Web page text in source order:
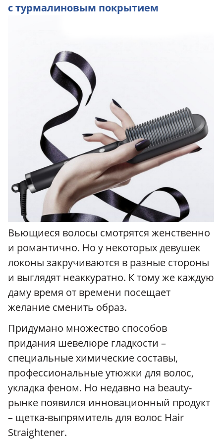
с турмалиновым покрытием
Вьющиеся волосы смотрятся женственно
и романтично. Но у некоторых девушек
локоны закручиваются в разные стороны
и выглядят неаккуратно. К тому же каждую
даму время от времени посещает
желание сменить образ.
Придумано множество способов
придания шевелюре гладкости –
специальные химические составы,
профессиональные утюжки для волос,
укладка феном. Но недавно на beauty-
рынке появился инновационный продукт
– щетка-выпрямитель для волос Hair
Straightener.